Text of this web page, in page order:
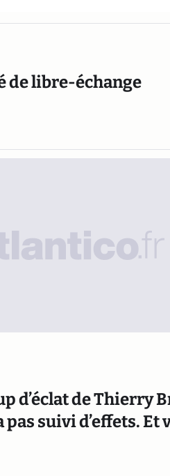
de libre-échange
d’éclat de Thierry
suivi d’effets.